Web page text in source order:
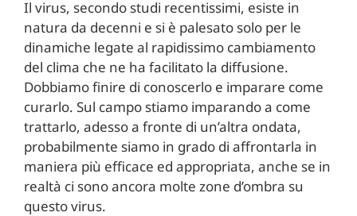
Il virus, secondo studi recentissimi, esiste in
natura da decenni e si è palesato solo per le
dinamiche legate al rapidissimo cambiamento
del clima che ne ha facilitato la diffusione.
Dobbiamo finire di conoscerlo e imparare come
curarlo. Sul campo stiamo imparando a come
trattarlo, adesso a fronte di un’altra ondata,
probabilmente siamo in grado di affrontarla in
maniera più efficace ed appropriata, anche se in
realtà ci sono ancora molte zone d’ombra su
questo virus.